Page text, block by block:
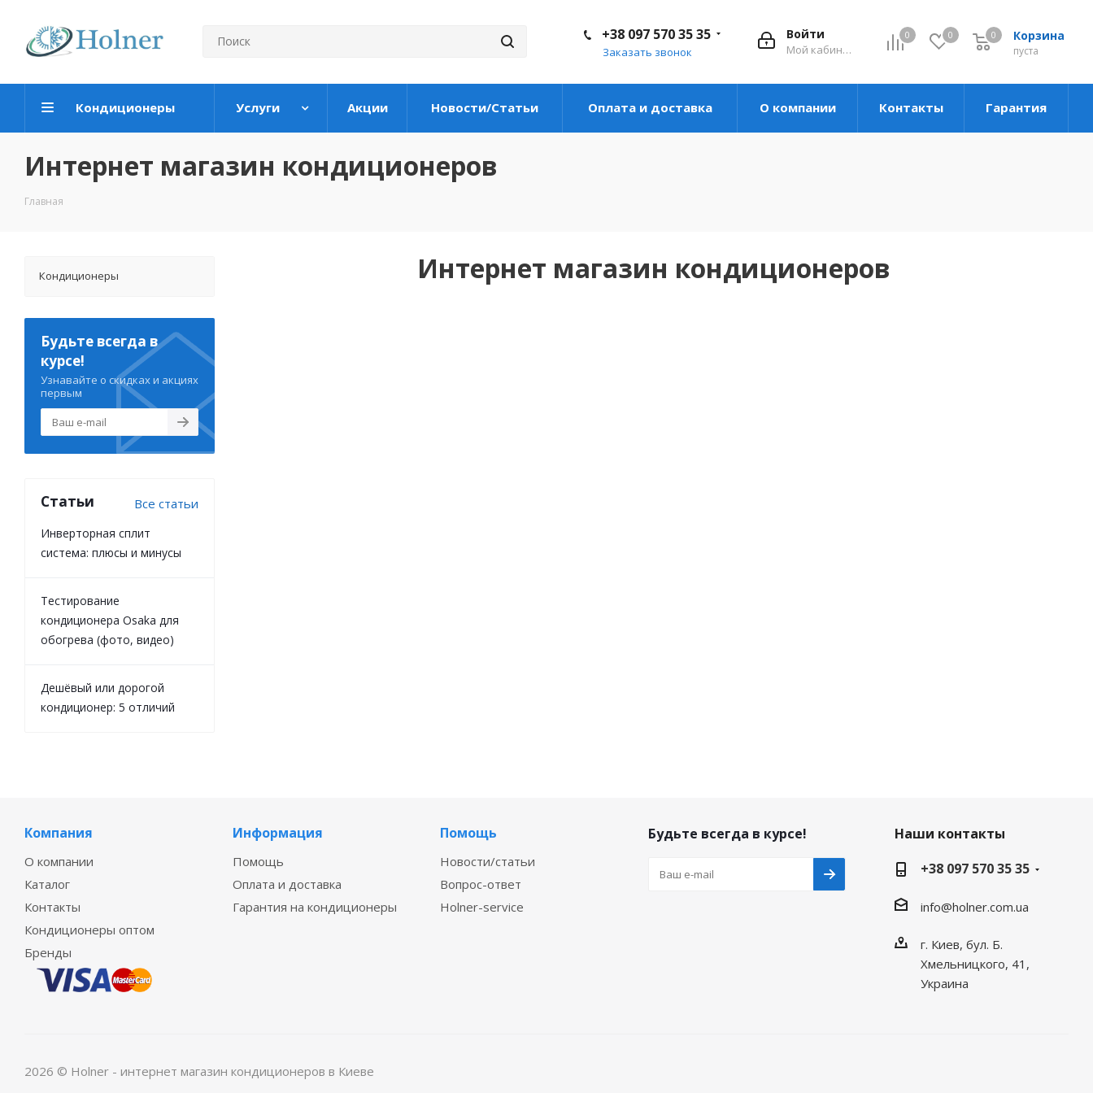
0 0 Корзина
пуста
0
Войти
Мой кабинет
+38 097 570 35 35
Заказать звонок
Кондиционеры Услуги Акции Новости/Статьи Оплата и доставка О компании Контакты Гарантия
Интернет магазин кондиционеров
Главная
Интернет магазин кондиционеров
Кондиционеры
Будьте всегда в
курсе!
Узнавайте о скидках и акциях
первым
Статьи Все статьи
Инверторная сплит
система: плюсы и минусы
Тестирование
кондиционера Osaka для
обогрева (фото, видео)
Дешёвый или дорогой
кондиционер: 5 отличий
Компания
О компании
Каталог
Контакты
Кондиционеры оптом
Бренды
Информация
Помощь
Оплата и доставка
Гарантия на кондиционеры
Помощь
Новости/статьи
Вопрос-ответ
Holner-service
Будьте всегда в курсе!
Наши контакты
+38 097 570 35 35
info@holner.com.ua
г. Киев, бул. Б.
Хмельницкого, 41,
Украина
2026 © Holner - интернет магазин кондиционеров в Киеве